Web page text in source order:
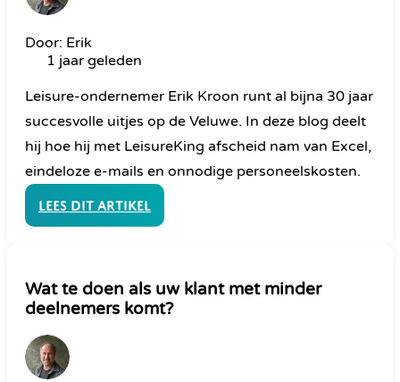
Door: Erik
1 jaar geleden
Leisure-ondernemer Erik Kroon runt al bijna 30 jaar
succesvolle uitjes op de Veluwe. In deze blog deelt
hij hoe hij met LeisureKing afscheid nam van Excel,
eindeloze e-mails en onnodige personeelskosten.
Lees dit artikel
Wat te doen als uw klant met minder
deelnemers komt?